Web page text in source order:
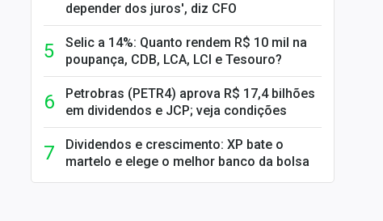
depender dos juros', diz CFO
Selic a 14%: Quanto rendem R$ 10 mil na
poupança, CDB, LCA, LCI e Tesouro?
Petrobras (PETR4) aprova R$ 17,4 bilhões
em dividendos e JCP; veja condições
Dividendos e crescimento: XP bate o
martelo e elege o melhor banco da bolsa